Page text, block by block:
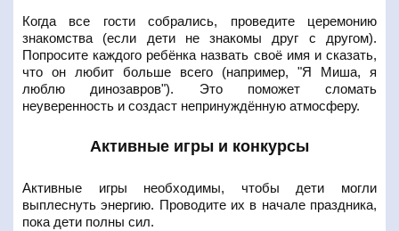
Когда все гости собрались, проведите церемонию
знакомства (если дети не знакомы друг с другом).
Попросите каждого ребёнка назвать своё имя и сказать,
что он любит больше всего (например, "Я Миша, я
люблю динозавров"). Это поможет сломать
неуверенность и создаст непринуждённую атмосферу.
Активные игры и конкурсы
Активные игры необходимы, чтобы дети могли
выплеснуть энергию. Проводите их в начале праздника,
пока дети полны сил.